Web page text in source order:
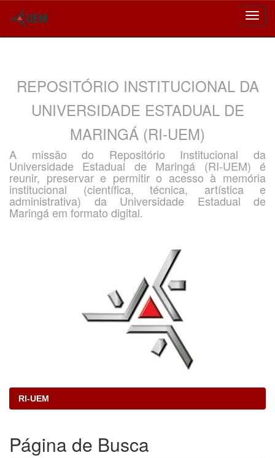
REPOSITÓRIO INSTITUCIONAL DA
UNIVERSIDADE ESTADUAL DE
MARINGÁ (RI-UEM)
A missão do Repositório Institucional da
Universidade Estadual de Maringá (RI-UEM) é
reunir, preservar e permitir o acesso à memória
institucional (científica, técnica, artística e
administrativa) da Universidade Estadual de
Maringá em formato digital.
RI-UEM
Página de Busca